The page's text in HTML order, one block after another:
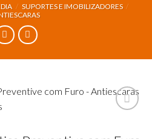
/ SUPORTES E IMOBILIZADORES /